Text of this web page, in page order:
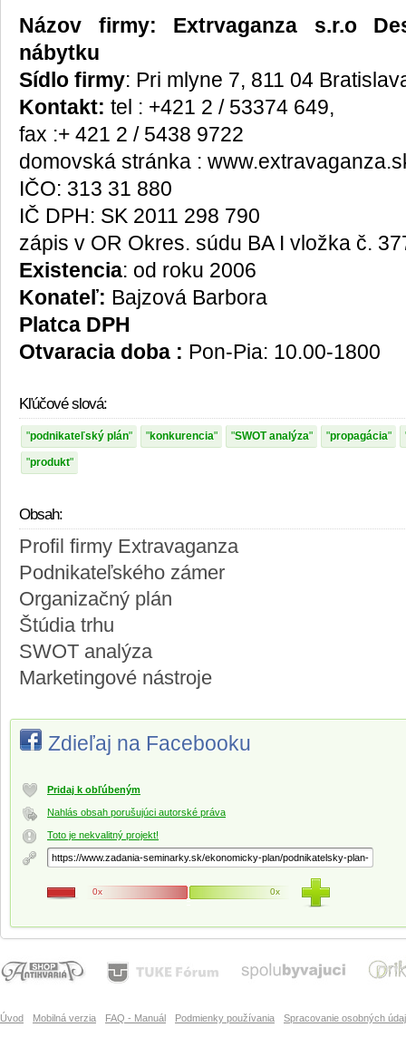
Názov firmy: Extrvaganza s.r.o
nábytku
Sídlo firmy: Pri mlyne 7, 811 04
Kontakt: tel : +421 2 / 53374 649,
fax :+ 421 2 / 5438 9722
domovská stránka :
IČO: 313 31 880
IČ DPH: SK 2011 298 790
zápis v OR Okres. súdu BA I vložka č.
Existencia: od roku 2006
Konateľ: Bajzová Barbora
Platca DPH
Otvaracia doba : Pon-Pia: 10.00-1800
Kľúčové slová:
podnikateľský plán konkurencia SWOT analýza propagácia
produkt
Obsah:
Profil firmy Extravaganza
Podnikateľského zámer
Organizačný plán
Štúdia trhu
SWOT analýza
Marketingové nástroje
Zdieľaj na Facebooku
Pridaj k obľúbeným
Nahlás obsah porušujúci autorské práva
Toto je nekvalitný projekt!
0x 0x
Úvod Mobilná verzia FAQ - Manuál Podmienky používania Spracovanie osobných